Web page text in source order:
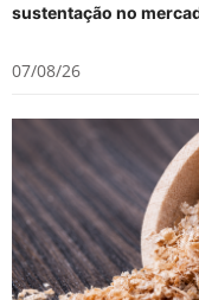
sustentação no
07/08/26